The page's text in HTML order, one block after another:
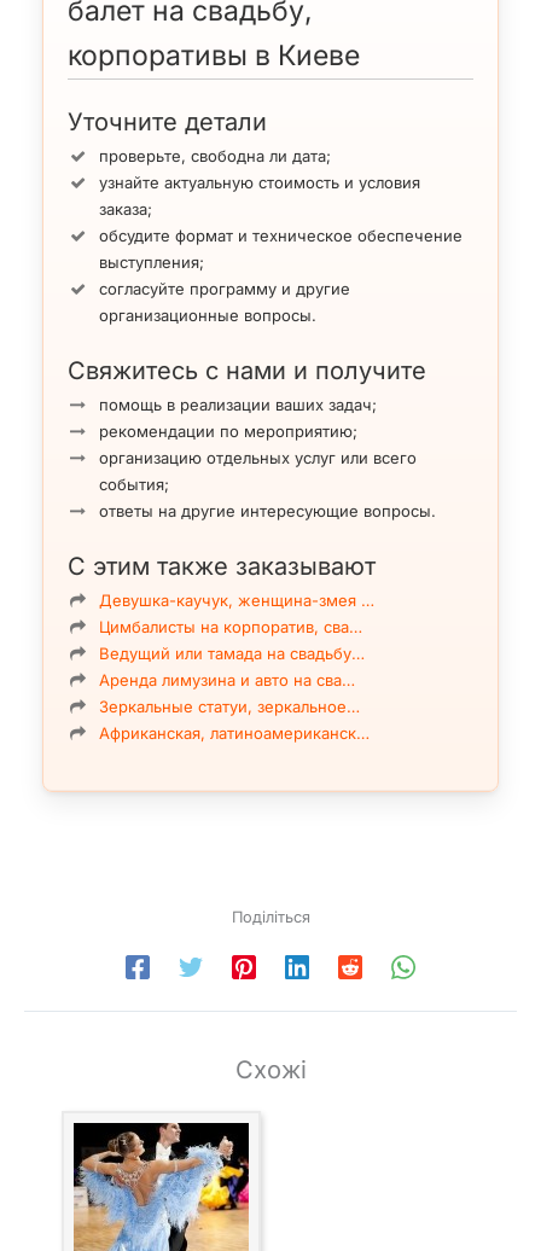
балет на свадьбу,
корпоративы в Киеве
Уточните детали
проверьте, свободна ли дата;
узнайте актуальную стоимость и условия
заказа;
обсудите формат и техническое обеспечение
выступления;
согласуйте программу и другие
организационные вопросы.
Свяжитесь с нами и получите
помощь в реализации ваших задач;
рекомендации по мероприятию;
организацию отдельных услуг или всего
события;
ответы на другие интересующие вопросы.
С этим также заказывают
Девушка-каучук, женщина-змея …
Цимбалисты на корпоратив, сва…
Ведущий или тамада на свадьбу…
Аренда лимузина и авто на сва…
Зеркальные статуи, зеркальное…
Африканская, латиноамериканск…
Поділіться
Схожі